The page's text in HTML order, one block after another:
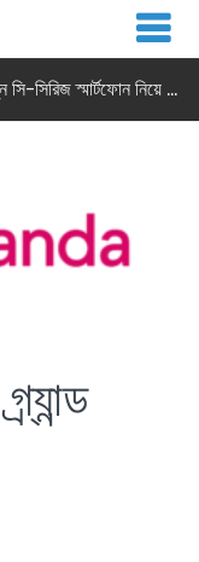
নতুন সি-সিরিজ স্মার্টফোন নিয়ে আসছে রিয়েলমি